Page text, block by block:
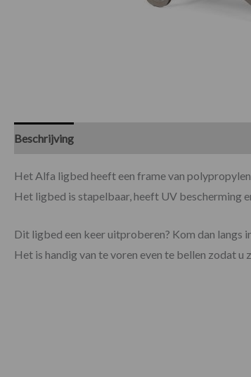
Beschrijving
Het Alfa ligbed heeft een frame van
Het ligbed is stapelbaar, heeft UV bescherming
Dit ligbed een keer uitproberen? Kom dan langs
Het is handig van te voren even te bellen zodat